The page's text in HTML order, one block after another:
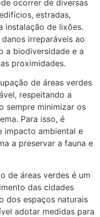
ocorrer de diversas
estradas,
instalação de lixões.
irreparáveis ao
a biodiversidade e a
proximidades.
de áreas verdes
respeitando a
sempre minimizar os
Para isso, é
impacto ambiental e
a preservar a fauna e
de áreas verdes é um
das cidades
dos espaços naturais
adotar medidas para